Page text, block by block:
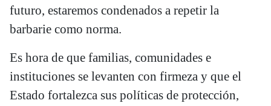
futuro, estaremos condenados a repetir la
barbarie como norma.
Es hora de que familias, comunidades e
instituciones se levanten con firmeza y que el
Estado fortalezca sus políticas de protección,